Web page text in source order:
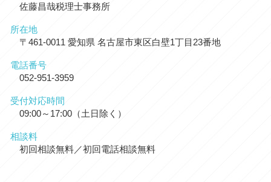
佐藤昌哉税理士事務所
所在地
〒461-0011 愛知県 名古屋市東区白壁1丁目23番地
電話番号
052-951-3959
受付対応時間
09:00～17:00（土日除く）
相談料
初回相談無料／初回電話相談無料